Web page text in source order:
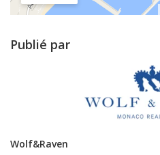
Publié par
Wolf&Raven